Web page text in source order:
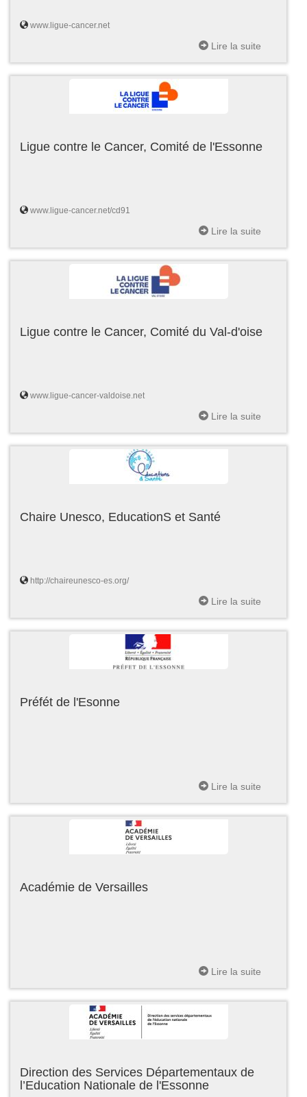
www.ligue-cancer.net
Lire la suite
Ligue contre le Cancer, Comité de l'Essonne
www.ligue-cancer.net/cd91
Lire la suite
Ligue contre le Cancer, Comité du Val-d'oise
www.ligue-cancer-valdoise.net
Lire la suite
Chaire Unesco, EducationS et Santé
http://chaireunesco-es.org/
Lire la suite
Préfét de l'Esonne
Lire la suite
Académie de Versailles
Lire la suite
Direction des Services Départementaux de
l’Education Nationale de l'Essonne